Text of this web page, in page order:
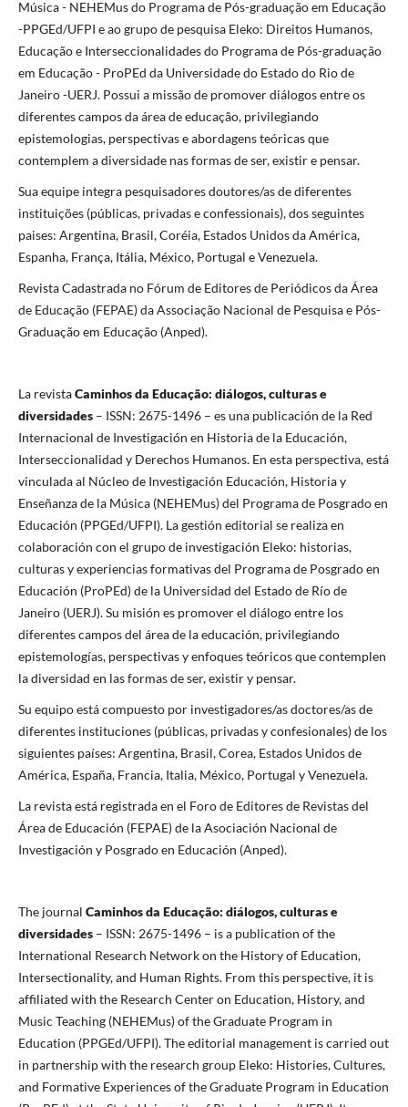
Música - NEHEMus do Programa de Pós-graduação em Educação
-PPGEd/UFPI e ao grupo de pesquisa Eleko: Direitos Humanos,
Educação e Interseccionalidades do Programa de Pós-graduação
em Educação - ProPEd da Universidade do Estado do Rio de
Janeiro -UERJ. Possui a missão de promover diálogos entre os
diferentes campos da área de educação, privilegiando
epistemologias, perspectivas e abordagens teóricas que
contemplem a diversidade nas formas de ser, existir e pensar.
Sua equipe integra pesquisadores doutores/as de diferentes
instituições (públicas, privadas e confessionais), dos seguintes
paises: Argentina, Brasil, Coréia, Estados Unidos da América,
Espanha, França, Itália, México, Portugal e Venezuela.
Revista Cadastrada no Fórum de Editores de Periódicos da Área
de Educação (FEPAE) da Associação Nacional de Pesquisa e Pós-
Graduação em Educação (Anped).
La revistaCaminhos da Educação: diálogos, culturas e
diversidades– ISSN: 2675-1496 – es una publicación de la Red
Internacional de Investigación en Historia de la Educación,
Interseccionalidad y Derechos Humanos. En esta perspectiva, está
vinculada al Núcleo de Investigación Educación, Historia y
Enseñanza de la Música (NEHEMus) del Programa de Posgrado en
Educación (PPGEd/UFPI). La gestión editorial se realiza en
colaboración con el grupo de investigación Eleko: historias,
culturas y experiencias formativas del Programa de Posgrado en
Educación (ProPEd) de la Universidad del Estado de Río de
Janeiro (UERJ). Su misión es promover el diálogo entre los
diferentes campos del área de la educación, privilegiando
epistemologías, perspectivas y enfoques teóricos que contemplen
la diversidad en las formas de ser, existir y pensar.
Su equipo está compuesto por investigadores/as doctores/as de
diferentes instituciones (públicas, privadas y confesionales) de los
siguientes países: Argentina, Brasil, Corea, Estados Unidos de
América, España, Francia, Italia, México, Portugal y Venezuela.
La revista está registrada en el Foro de Editores de Revistas del
Área de Educación (FEPAE) de la Asociación Nacional de
Investigación y Posgrado en Educación (Anped).
The journal Caminhos da Educação: diálogos, culturas e
diversidades– ISSN: 2675-1496 – is a publication of the
International Research Network on the History of Education,
Intersectionality, and Human Rights. From this perspective, it is
affiliated with the Research Center on Education, History, and
Music Teaching (NEHEMus) of the Graduate Program in
Education (PPGEd/UFPI). The editorial management is carried out
in partnership with the research group Eleko: Histories, Cultures,
and Formative Experiences of the Graduate Program in Education